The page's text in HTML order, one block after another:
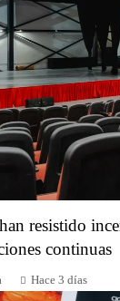
resistido
continuas
Hace 3 días